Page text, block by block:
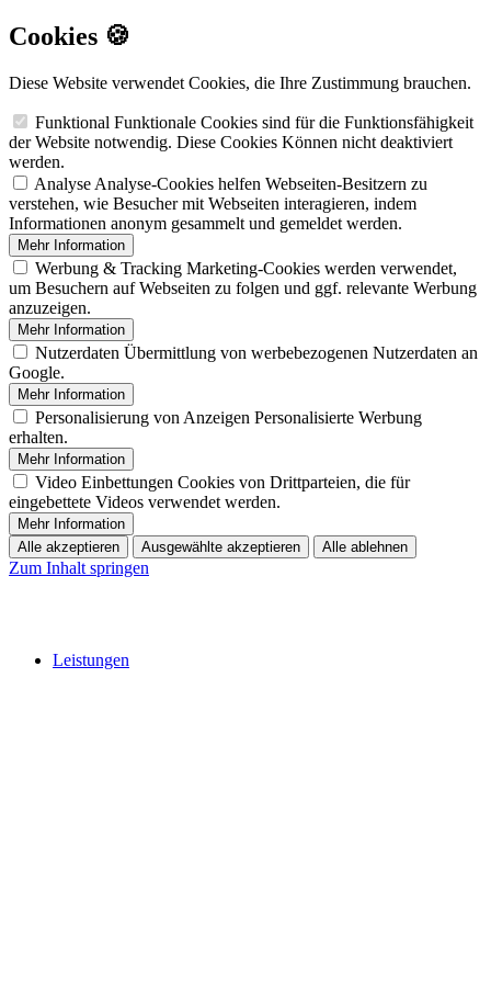
Cookies 🍪
Diese Website verwendet Cookies, die Ihre Zustimmung brauchen.
Funktional Funktionale Cookies sind für die Funktionsfähigkeit
der Website notwendig. Diese Cookies Können nicht deaktiviert
werden.
Analyse Analyse-Cookies helfen Webseiten-Besitzern zu
verstehen, wie Besucher mit Webseiten interagieren, indem
Informationen anonym gesammelt und gemeldet werden.
Mehr Information
Werbung & Tracking Marketing-Cookies werden verwendet,
um Besuchern auf Webseiten zu folgen und ggf. relevante Werbung
anzuzeigen.
Mehr Information
Nutzerdaten Übermittlung von werbebezogenen Nutzerdaten an
Google.
Mehr Information
Personalisierung von Anzeigen Personalisierte Werbung
erhalten.
Mehr Information
Video Einbettungen Cookies von Drittparteien, die für
eingebettete Videos verwendet werden.
Mehr Information
Alle akzeptieren
Ausgewählte akzeptieren Alle ablehnen
Zum Inhalt springen
Leistungen